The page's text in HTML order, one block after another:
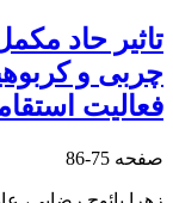
تاثیر حاد
چربی و
فعالیت
صفحه 75-86